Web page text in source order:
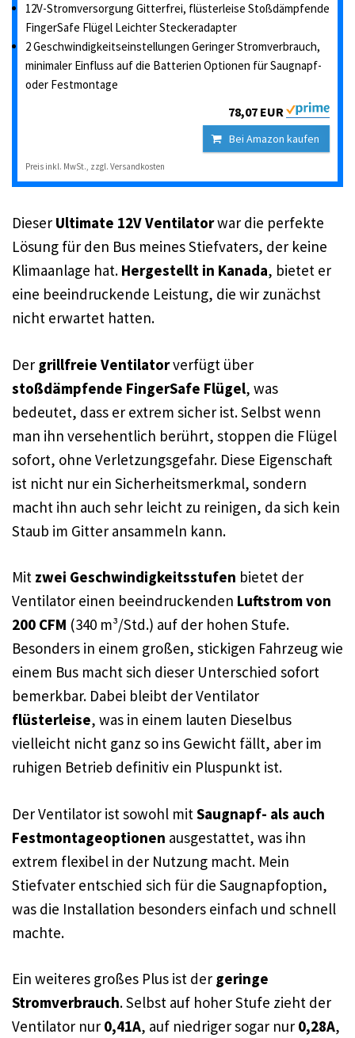
12V-Stromversorgung Gitterfrei, flüsterleise Stoßdämpfende
FingerSafe Flügel Leichter Steckeradapter
2 Geschwindigkeitseinstellungen Geringer Stromverbrauch,
minimaler Einfluss auf die Batterien Optionen für Saugnapf-
oder Festmontage
78,07 EUR
Bei Amazon kaufen
Preis inkl. MwSt., zzgl. Versandkosten
Dieser Ultimate 12V Ventilatorwar die perfekte
Lösung für den Bus meines Stiefvaters, der keine
Klimaanlage hat. Hergestellt in Kanada, bietet er
eine beeindruckende Leistung, die wir zunächst
nicht erwartet hatten.
Der grillfreie Ventilatorverfügt über
stoßdämpfende FingerSafe Flügel, was
bedeutet, dass er extrem sicher ist. Selbst wenn
man ihn versehentlich berührt, stoppen die Flügel
sofort, ohne Verletzungsgefahr. Diese Eigenschaft
ist nicht nur ein Sicherheitsmerkmal, sondern
macht ihn auch sehr leicht zu reinigen, da sich kein
Staub im Gitter ansammeln kann.
Mit zwei Geschwindigkeitsstufen bietet der
Ventilator einen beeindruckenden Luftstrom von
200 CFM (340 m³/Std.) auf der hohen Stufe.
Besonders in einem großen, stickigen Fahrzeug wie
einem Bus macht sich dieser Unterschied sofort
bemerkbar. Dabei bleibt der Ventilator
flüsterleise, was in einem lauten Dieselbus
vielleicht nicht ganz so ins Gewicht fällt, aber im
ruhigen Betrieb definitiv ein Pluspunkt ist.
Der Ventilator ist sowohl mit Saugnapf- als auch
Festmontageoptionen ausgestattet, was ihn
extrem flexibel in der Nutzung macht. Mein
Stiefvater entschied sich für die Saugnapfoption,
was die Installation besonders einfach und schnell
machte.
Ein weiteres großes Plus ist der geringe
Stromverbrauch. Selbst auf hoher Stufe zieht der
Ventilator nur 0,41A, auf niedriger sogar nur 0,28A,